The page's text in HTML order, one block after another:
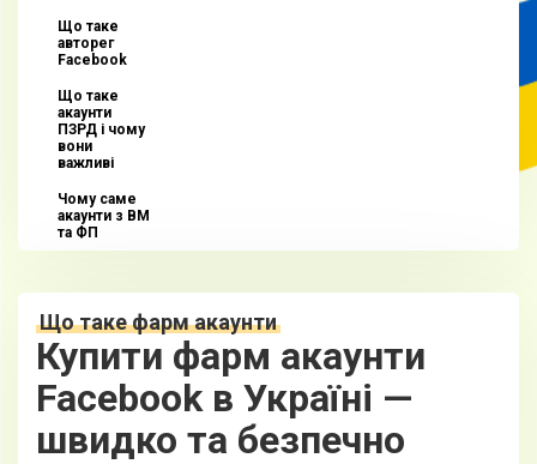
Що таке
авторег
Facebook
Що таке
акаунти
ПЗРД і чому
вони
важливі
Чому саме
акаунти з BM
та ФП
Що таке фарм акаунти
Купити фарм акаунти
Facebook в Україні —
швидко та безпечно